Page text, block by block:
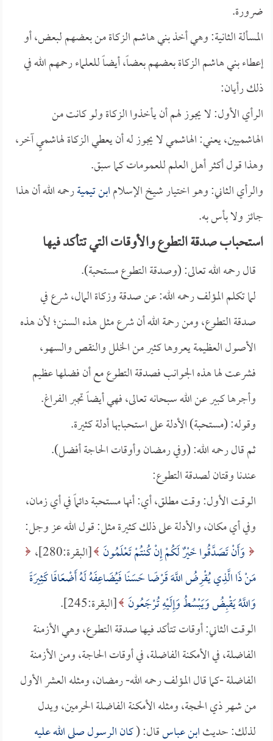
ضرورة.
المسألة الثانية: وهي أخذ بني هاشم الزكاة من بعضهم لبعض، أو
إعطاء بني هاشم الزكاة بعضهم بعضاً، أيضاً للعلماء رحمهم الله في
ذلك رأيان:
الرأي الأول: لا يجوز لهم أن يأخذوا الزكاة ولو كانت من
الهاشميين، يعني: الهاشمي لا يجوز له أن يعطي الزكاة لهاشميٍ آخر،
وهذا قول أكثر أهل العلم للعمومات كما سبق.
والرأي الثاني: وهو اختيار شيخ الإسلامابن تيميةرحمه الله أن هذا
جائز ولا بأس به.
استحباب صدقة التطوع والأوقات التي تتأكد فيها
قال رحمه الله تعالى: (وصدقة التطوع مستحبة).
لما تكلم المؤلف رحمه الله: عن صدقة وزكاة المال، شرع في
صدقة التطوع، ومن رحمة الله أن شرع مثل هذه السنن؛ لأن هذه
الأصول العظيمة يعروها كثير من الخلل والنقص والسهو،
فشرعت لها هذه الجوانب فصدقة التطوع مع أن فضلها عظيم
وأجرها كبير عن الله سبحانه تعالى، فهي أيضاً تجبر الفراغ.
وقوله: (مستحبة) الأدلة على استحبابها أدلة كثيرة.
ثم قال رحمه الله: (وفي رمضان وأوقات الحاجة أفضل).
عندنا وقتان لصدقة التطوع:
الوقت الأول: وقت مطلق، أي: أنها مستحبة دائماً في أي زمان،
وفي أي مكان، والأدلة على ذلك كثيرة مثل: قول الله عز وجل:
وَأَنْ تَصَدَّقُوا خَيْرٌ لَكُمْ إِنْ كُنتُمْ تَعْلَمُونَ [البقرة:280]،
مَنْ ذَا الَّذِي يُقْرِضُ اللَّهَ قَرْضًا حَسَنًا فَيُضَاعِفَهُ لَهُ أَضْعَافًا كَثِيرَةً
وَاللَّهُ يَقْبِضُ وَيَبْسُطُ وَإِلَيْهِ تُرْجَعُونَ [البقرة:245].
الوقت الثاني: أوقات تتأكد فيها صدقة التطوع، وهي الأزمنة
الفاضلة، في الأمكنة الفاضلة، في أوقات الحاجة، ومن الأزمنة
الفاضلة -كما قال المؤلف رحمه الله- رمضان، ومثله العشر الأول
من شهر ذي الحجة، ومثله الأمكنة الفاضلة الحرمين، ويدل
لذلك: حديثابن عباسقال: (كان الرسول صلى الله عليه